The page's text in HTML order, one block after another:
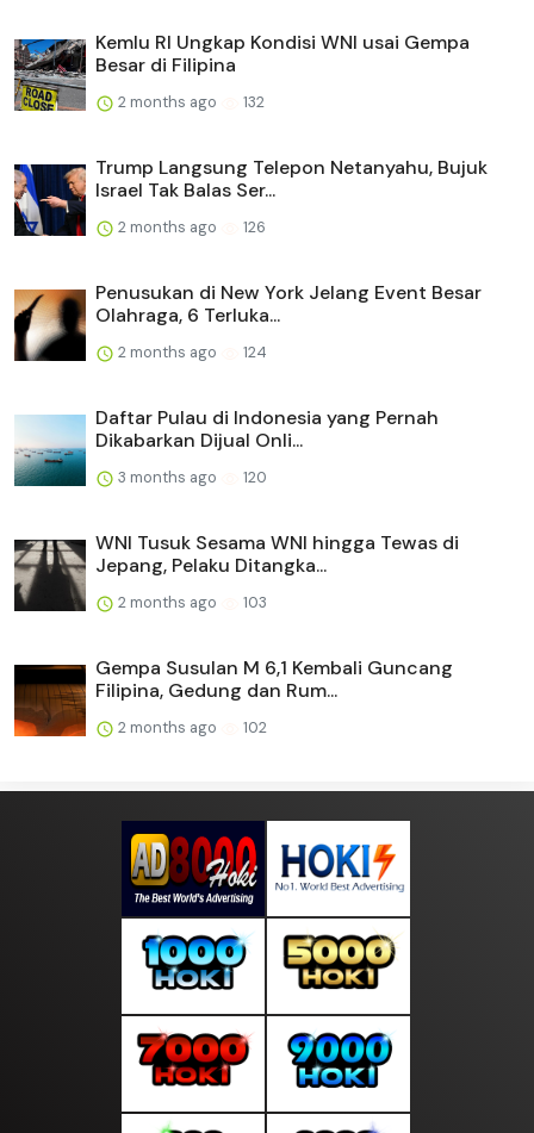
Kemlu RI Ungkap Kondisi WNI usai Gempa
Besar di Filipina
2 months ago 132
Trump Langsung Telepon Netanyahu, Bujuk
Israel Tak Balas Ser...
2 months ago 126
Penusukan di New York Jelang Event Besar
Olahraga, 6 Terluka...
2 months ago 124
Daftar Pulau di Indonesia yang Pernah
Dikabarkan Dijual Onli...
3 months ago 120
WNI Tusuk Sesama WNI hingga Tewas di
Jepang, Pelaku Ditangka...
2 months ago 103
Gempa Susulan M 6,1 Kembali Guncang
Filipina, Gedung dan Rum...
2 months ago 102